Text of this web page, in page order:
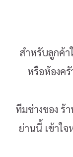
สำหรับลูกค้
หรือห้องค
ทีมช่างของ ร้
ย่านนี้ เข้าใ